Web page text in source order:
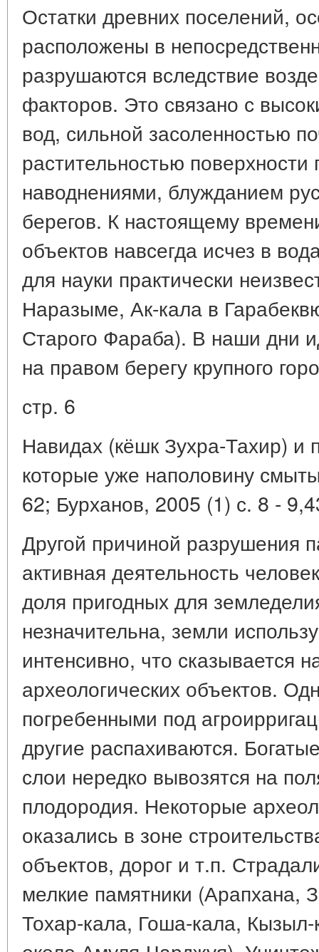
Остатки древних поселений,
расположены в
разрушаются вследствие
факторов. Это связано с
вод, сильной засоленностью
растительностью
наводнениями, блужданием
берегов. К настоящему
объектов навсегда исчез в
для науки практически
Наразыме, Ак-кала в
Старого Фараба). В наши дни
на правом берегу крупного
стр. 6
Навидах (кёшк Зухра-Тахир) и
которые уже наполовину
62; Бурханов, 2005 (1) с. 8 -
Другой причиной разрушения
активная деятельность
доля пригодных для
незначительна, земли
интенсивно, что сказывается
археологических объектов.
погребенными под
другие распахиваются.
слои нередко вывозятся на
плодородия. Некоторые
оказались в зоне
объектов, дорог и т.п.
мелкие памятники (Арапхана,
Тохар-кала, Гоша-кала, Кызыл-